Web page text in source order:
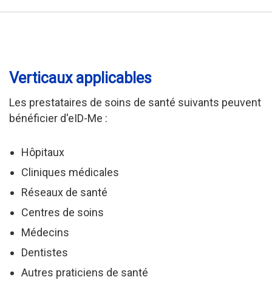
Verticaux applicables
Les prestataires de soins de santé suivants peuvent
bénéficier d'eID-Me :
Hôpitaux
Cliniques médicales
Réseaux de santé
Centres de soins
Médecins
Dentistes
Autres praticiens de santé